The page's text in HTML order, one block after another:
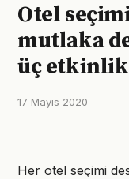
Otel
mutlaka
üç etkinlik
17 Mayıs 2020
Her otel seçimi